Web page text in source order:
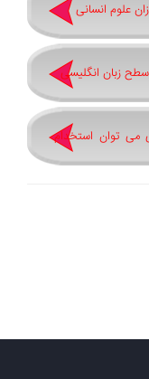
علوم انسانی
سطح زبان انگلیسی
می توان استخدام